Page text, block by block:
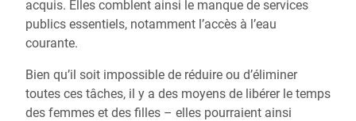
acquis. Elles comblent ainsi le manque de services
publics essentiels, notamment l’accès à l’eau
courante.
Bien qu’il soit impossible de réduire ou d’éliminer
toutes ces tâches, il y a des moyens de libérer le temps
des femmes et des filles – elles pourraient ainsi